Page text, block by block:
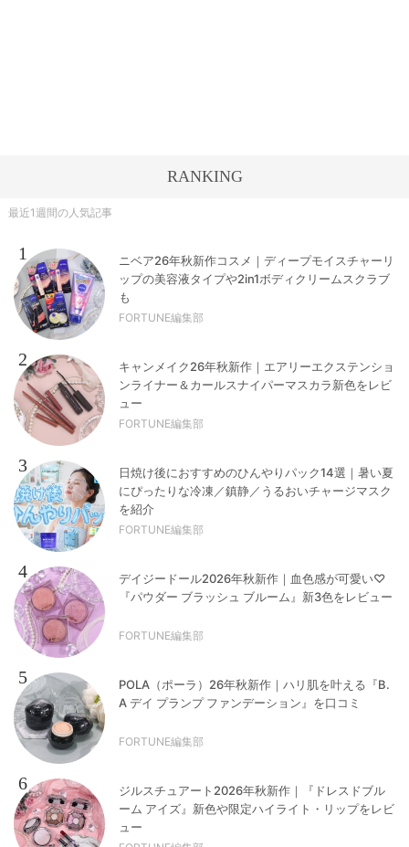
RANKING
最近1週間の人気記事
1
ニベア26年秋新作コスメ｜ディープモイスチャーリ
ップの美容液タイプや2in1ボディクリームスクラブ
も
FORTUNE編集部
2
キャンメイク26年秋新作｜エアリーエクステンショ
ンライナー＆カールスナイパーマスカラ新色をレビ
ュー
FORTUNE編集部
3
日焼け後におすすめのひんやりパック14選｜暑い夏
にぴったりな冷凍／鎮静／うるおいチャージマスク
を紹介
FORTUNE編集部
4
デイジードール2026年秋新作｜血色感が可愛い♡
『パウダー ブラッシュ ブルーム』新3色をレビュー
FORTUNE編集部
5
POLA（ポーラ）26年秋新作｜ハリ肌を叶える『B.
A デイ プランプ ファンデーション』を口コミ
FORTUNE編集部
6
ジルスチュアート2026年秋新作｜『ドレスドブル
ーム アイズ』新色や限定ハイライト・リップをレビ
ュー